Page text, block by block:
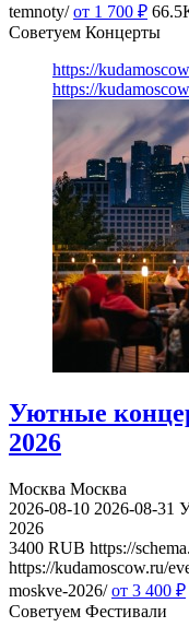
temnoty/ от 1 700 ₽
Советуем Концерты
https://
https://
Уютные
2026
Москва Москва
2026-08-10 2026-08-31
2026
3400 RUB https://
https://kudamoscow.ru/
moskve-2026/ от 3 400 ₽
Советуем Фестивали